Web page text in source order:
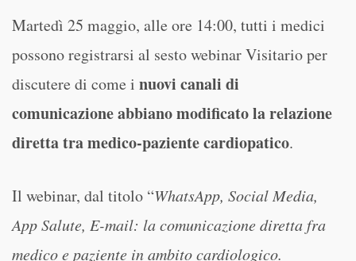
Martedì 25 maggio, alle ore 14:00, tutti i medici
possono registrarsi al sesto webinar Visitario per
discutere di come i nuovi canali di
comunicazione abbiano modificato la relazione
diretta tra medico-paziente cardiopatico.
Il webinar, dal titolo “WhatsApp, Social Media,
App Salute, E-mail: la comunicazione diretta fra
medico e paziente in ambito cardiologico.